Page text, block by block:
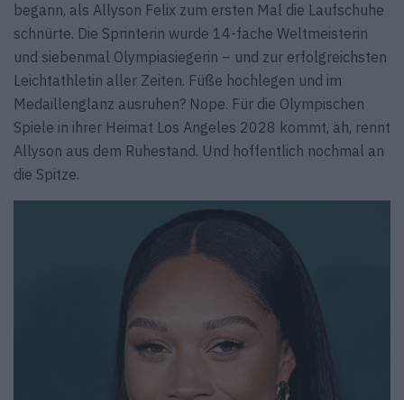
begann, als Allyson Felix zum ersten Mal die Laufschuhe
schnürte. Die Sprinterin wurde 14-fache Weltmeisterin
und siebenmal Olympiasiegerin – und zur erfolgreichsten
Leichtathletin aller Zeiten. Füße hochlegen und im
Medaillenglanz ausruhen? Nope. Für die Olympischen
Spiele in ihrer Heimat Los Angeles 2028 kommt, äh, rennt
Allyson aus dem Ruhestand. Und hoffentlich nochmal an
die Spitze.